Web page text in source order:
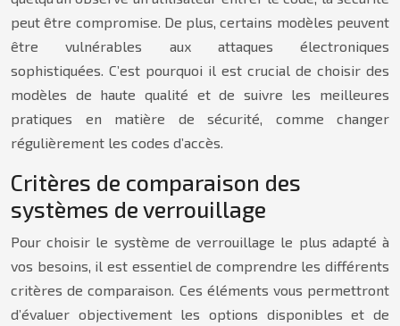
peut être compromise. De plus, certains modèles peuvent
être vulnérables aux attaques électroniques
sophistiquées. C’est pourquoi il est crucial de choisir des
modèles de haute qualité et de suivre les meilleures
pratiques en matière de sécurité, comme changer
régulièrement les codes d’accès.
Critères de comparaison des
systèmes de verrouillage
Pour choisir le système de verrouillage le plus adapté à
vos besoins, il est essentiel de comprendre les différents
critères de comparaison. Ces éléments vous permettront
d’évaluer objectivement les options disponibles et de